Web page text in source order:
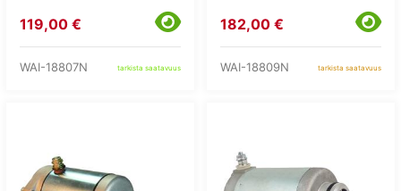
119,00 €
WAI-18807N tarkista saatavuus
182,00 €
WAI-18809N tarkista saatavuus